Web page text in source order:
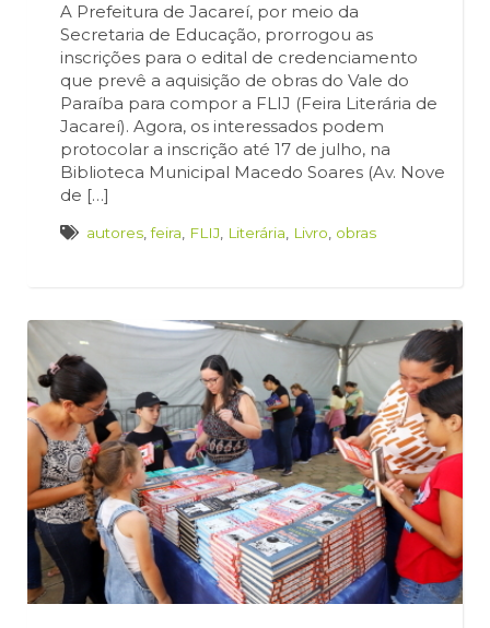
A Prefeitura de Jacareí, por meio da
Secretaria de Educação, prorrogou as
inscrições para o edital de credenciamento
que prevê a aquisição de obras do Vale do
Paraíba para compor a FLIJ (Feira Literária de
Jacareí). Agora, os interessados podem
protocolar a inscrição até 17 de julho, na
Biblioteca Municipal Macedo Soares (Av. Nove
de […]
autores ,feira FLIJ Literária Livro obras